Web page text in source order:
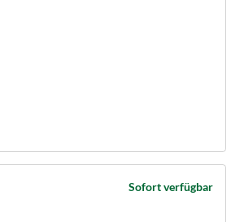
Sofort verfügbar